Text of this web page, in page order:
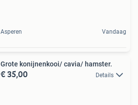
Asperen Vandaag
Grote konijnenkooi/ cavia/ hamster.
€ 35,00 Details